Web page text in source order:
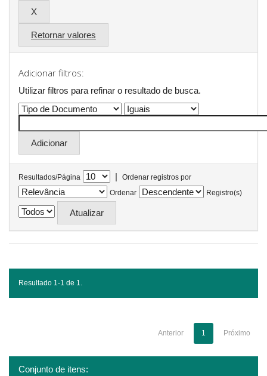
Retornar valores
Adicionar filtros:
Utilizar filtros para refinar o resultado de busca.
Resultados/Página |
Ordenar registros por
Ordenar
Registro(s)
Resultado 1-1 de 1.
Anterior 1 Próximo
Conjunto de itens: